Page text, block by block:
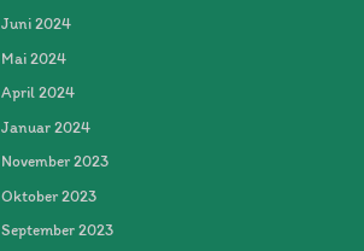
Juni 2024
Mai 2024
April 2024
Januar 2024
November 2023
Oktober 2023
September 2023